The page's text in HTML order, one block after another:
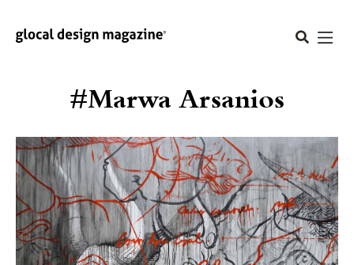
#Marwa Arsanios